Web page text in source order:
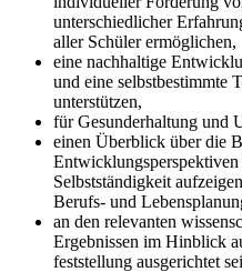
unterschiedlicher
aller Schüler ermöglichen,
eine nachhaltige
und eine selbstbestimmte
unterstützen,
für Gesunderhaltung und
einen Überblick über die
Selbstständigkeit
Berufs- und
an den relevanten
Ergebnissen im Hinblick
feststellung ausgerichtet